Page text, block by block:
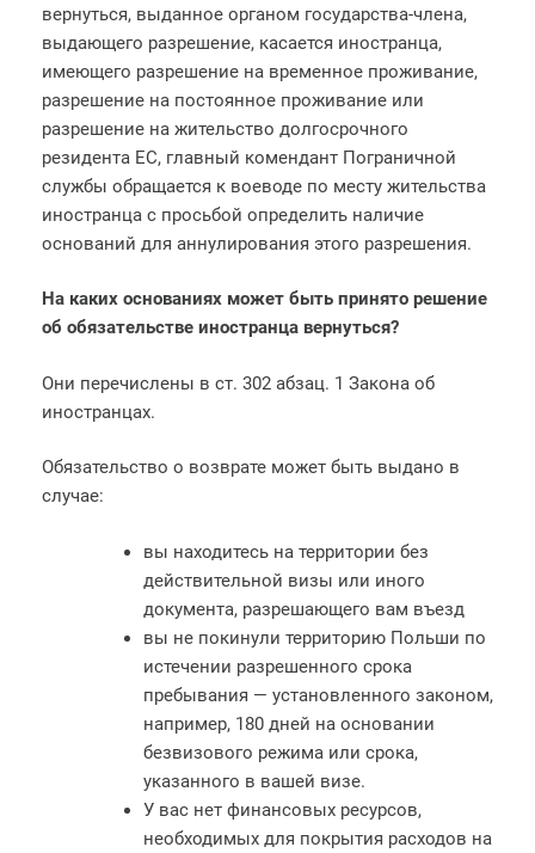
вернуться, выданное органом государства-члена,
выдающего разрешение, касается иностранца,
имеющего разрешение на временное проживание,
разрешение на постоянное проживание или
разрешение на жительство долгосрочного
резидента ЕС, главный комендант Пограничной
службы обращается к воеводе по месту жительства
иностранца с просьбой определить наличие
оснований для аннулирования этого разрешения.
На каких основаниях может быть принято решение
об обязательстве иностранца вернуться?
Они перечислены в ст. 302 абзац. 1 Закона об
иностранцах.
Обязательство о возврате может быть выдано в
случае:
вы находитесь на территории без
действительной визы или иного
документа, разрешающего вам въезд
вы не покинули территорию Польши по
истечении разрешенного срока
пребывания — установленного законом,
например, 180 дней на основании
безвизового режима или срока,
указанного в вашей визе.
У вас нет финансовых ресурсов,
необходимых для покрытия расходов на